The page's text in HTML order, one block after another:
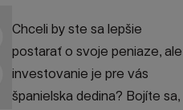
Chceli by ste sa lepšie
postarať o svoje peniaze, ale
investovanie je pre vás
španielska dedina? Bojíte sa,